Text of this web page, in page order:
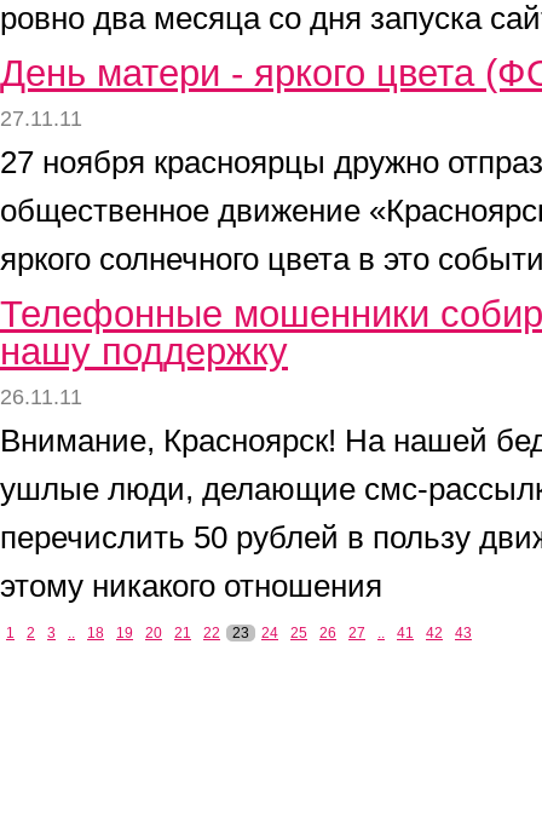
ровно два месяца со дня запуска
День матери - яркого цвета
27.11.11
27 ноября красноярцы дружно
общественное движение
яркого солнечного цвета в это
Телефонные мошенники
нашу поддержку
26.11.11
Внимание, Красноярск! На нашей
ушлые люди, делающие смс-
перечислить 50 рублей в пользу
этому никакого отношения
1 2 3 .. 18 19 20 21 22 23 24 25 26 27 .. 41 42 43